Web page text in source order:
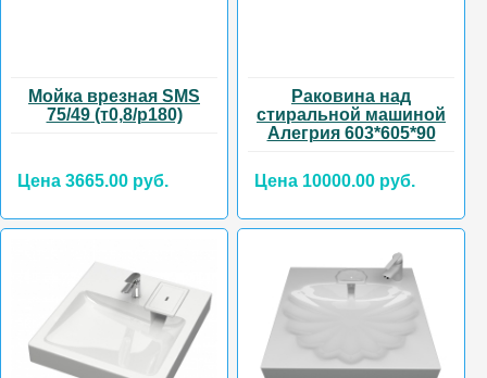
Мойка врезная SMS
75/49 (т0,8/р180)
Цена 3665.00 руб.
Раковина над
стиральной машиной
Алегрия 603*605*90
Цена 10000.00 руб.